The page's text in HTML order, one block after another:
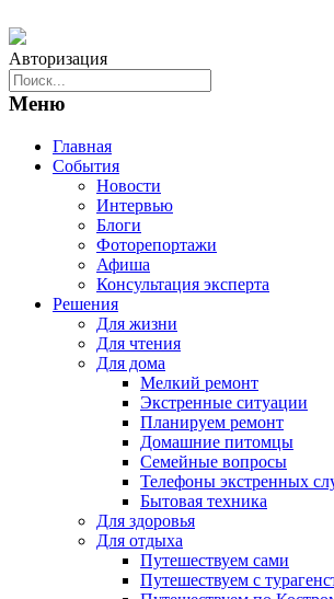
Авторизация
Меню
Главная
События
Новости
Интервью
Блоги
Фоторепортажи
Афиша
Консультация эксперта
Решения
Для жизни
Для чтения
Для дома
Мелкий ремонт
Экстренные ситуации
Планируем ремонт
Домашние питомцы
Семейные вопросы
Телефоны экстренных
Бытовая техника
Для здоровья
Для отдыха
Путешествуем сами
Путешествуем с